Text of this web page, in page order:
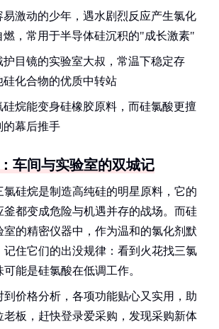
易激动的少年，遇水剧烈反应产生氯化
燃，常用于半导体硅沉积的"成长激素"
护目镜的实验室大叔，常温下稳定存
化合物的优质中转站
硅烷能变身硅橡胶原料，而硅氯酸更擅
的幕后推手
车间与实验室的双城记
氯硅烷是制造高纯硅的明星原料，它的
釜都变成危险与机遇并存的战场。而硅
室的精密仪器中，作为温和的氯化剂默
记住它们的出没规律：看到火花找三氯
能是硅氯酸在低调工作。
到价格分析，各项功能贴心又实用，助
老板，赶快登录爱采购，发现采购新体